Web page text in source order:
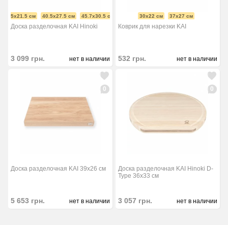
27.5x21.5 см 40.5x27.5 см 45.7x30.5 см
Доска разделочная KAI Hinoki
3 099 грн. нет в наличии
30x22 см 37x27 см
Коврик для нарезки KAI
532 грн. нет в наличии
0
Доска разделочная KAI 39x26 см
5 653 грн. нет в наличии
0
Доска разделочная KAI Hinoki D-
Type 36x33 см
3 057 грн. нет в наличии